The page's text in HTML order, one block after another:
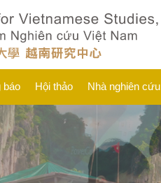
báo Hội thảo Nhà nghiên cứu